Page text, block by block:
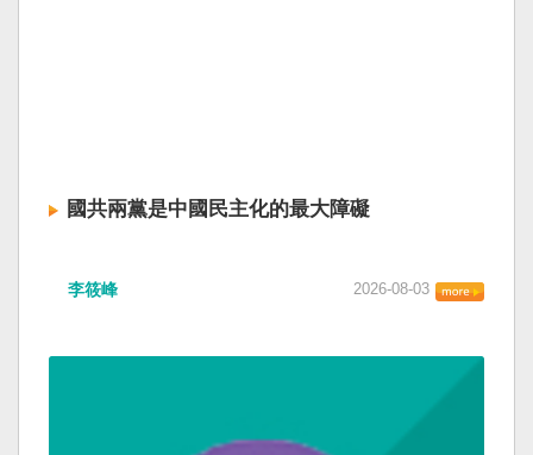
國共兩黨是中國民主化的最大障礙
李筱峰 2026-08-03